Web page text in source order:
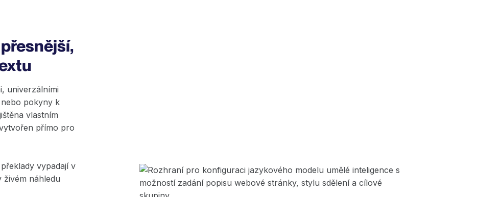
univerzálními
pokyny k
vlastním
přímo pro
vypadají v
náhledu